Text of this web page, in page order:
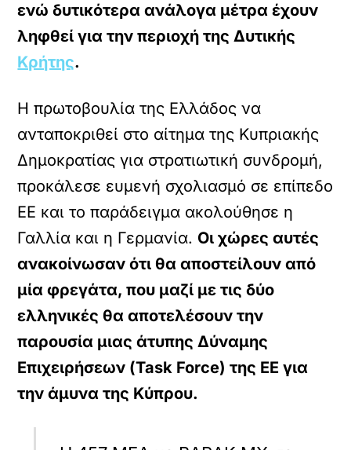
ενώ δυτικότερα ανάλογα μέτρα έχουν
ληφθεί για την περιοχή της Δυτικής
Κρήτης.
Η πρωτοβουλία της Ελλάδος να
ανταποκριθεί στο αίτημα της Κυπριακής
Δημοκρατίας για στρατιωτική συνδρομή,
προκάλεσε ευμενή σχολιασμό σε επίπεδο
ΕΕ και το παράδειγμα ακολούθησε η
Γαλλία και η Γερμανία. Οι χώρες αυτές
ανακοίνωσαν ότι θα αποστείλουν από
μία φρεγάτα, που μαζί με τις δύο
ελληνικές θα αποτελέσουν την
παρουσία μιας άτυπης Δύναμης
Επιχειρήσεων (Task Force) της ΕΕ για
την άμυνα της Κύπρου.